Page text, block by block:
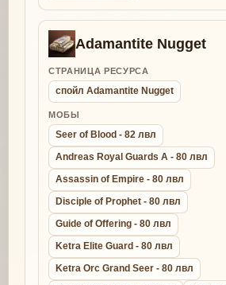
Adamantite Nugget
СТРАНИЦА РЕСУРСА
спойл Adamantite Nugget
МОБЫ
Seer of Blood - 82 лвл
Andreas Royal Guards A - 80 лвл
Assassin of Empire - 80 лвл
Disciple of Prophet - 80 лвл
Guide of Offering - 80 лвл
Ketra Elite Guard - 80 лвл
Ketra Orc Grand Seer - 80 лвл